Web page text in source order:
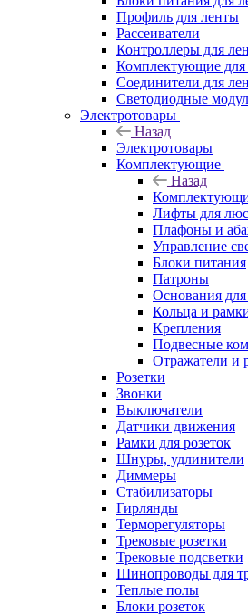
Профиль для ленты
Рассеиватели
Контроллеры для
Комплектующие для
Соединители для
Светодиодные
Электротовары
Назад
Электротовары
Комплектующие
Назад
Лифты для
Плафоны и
Управление
Блоки питания
Патроны
Основания для
Кольца и
Крепления
Подвесные
Отражатели и
Розетки
Звонки
Выключатели
Датчики движения
Рамки для розеток
Шнуры, удлинители
Диммеры
Стабилизаторы
Гирлянды
Терморегуляторы
Трековые розетки
Трековые подсветки
Шинопроводы для
Теплые полы
Блоки розеток